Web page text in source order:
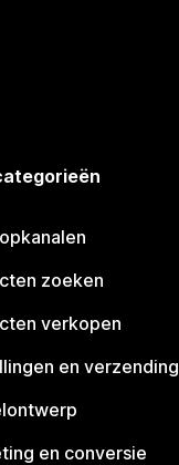
zoeken
verkopen
en verzending
en conversie